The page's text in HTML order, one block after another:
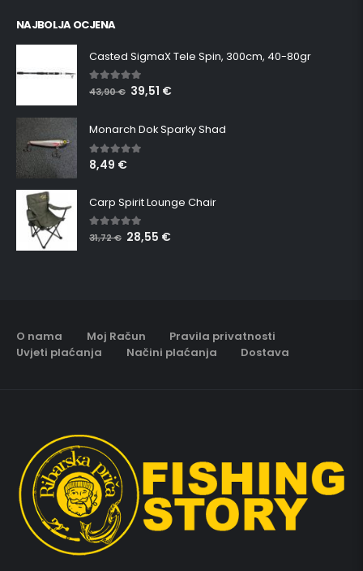
NAJBOLJA OCJENA
Casted SigmaX Tele Spin, 300cm, 40-80gr
5.00out of 5
43,90€ 39,51 €
Monarch Dok Sparky Shad
5.00 out of 5
8,49 €
Carp Spirit Lounge Chair
5.00 out of 5
31,72€ 28,55 €
O nama Moj Račun
Pravila privatnosti
Uvjeti plaćanja
Načini plaćanja Dostava